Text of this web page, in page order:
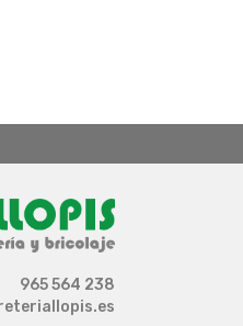
965 564 238